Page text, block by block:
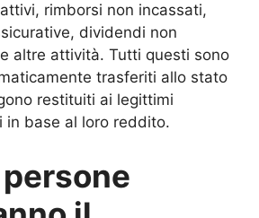
rimborsi non incassati,
dividendi non
altre attività. Tutti questi sono
trasferiti allo stato
restituiti ai legittimi
in base al loro reddito.